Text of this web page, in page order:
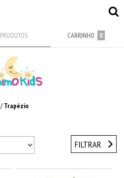
PRODUTOS CARRINHO 0
/ Trapézio
FILTRAR